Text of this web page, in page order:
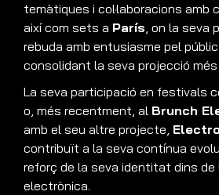
temàtiques i col·laboracions amb
així com sets a París, on la seva
rebuda amb entusiasme pel
consolidant la seva projecció més
La seva participació en festivals
o, més recentment, al Brunch
amb el seu altre projecte,
contribuït a la seva contínua
reforç de la seva identitat dins de
electrònica.